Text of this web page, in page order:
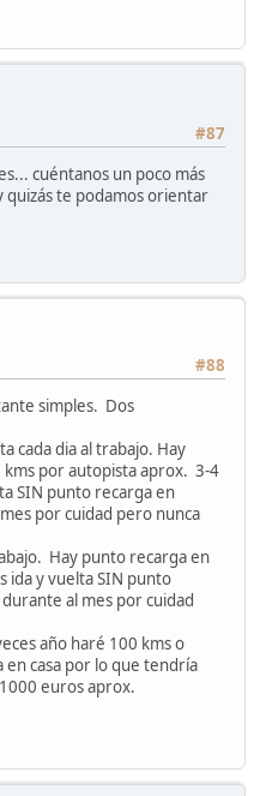
#87
cuéntanos un poco más
te podamos orientar
#88
simples. Dos
cada dia al trabajo. Hay
por autopista aprox. 3-4
SIN punto recarga en
por cuidad pero nunca
Hay punto recarga en
ida y vuelta SIN punto
al mes por cuidad
año haré 100 kms o
casa por lo que tendría
euros aprox.